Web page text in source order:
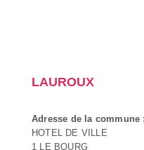
LAUROUX
Adresse de la commune :
HOTEL DE VILLE
1 LE BOURG